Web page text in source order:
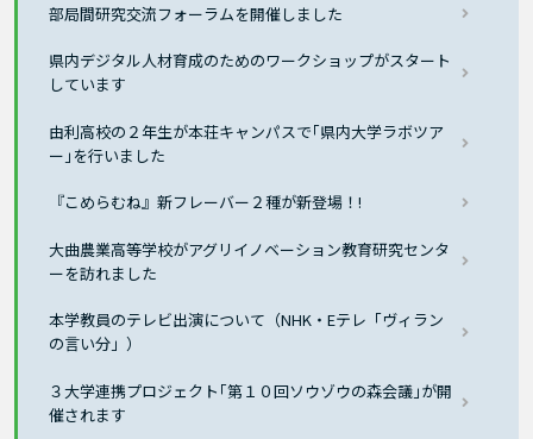
部局間研究交流フォーラムを開催しました
県内デジタル人材育成のためのワークショップがスタート
しています
由利高校の２年生が本荘キャンパスで｢県内大学ラボツア
ー｣を行いました
『こめらむね』新フレーバー２種が新登場！!
大曲農業高等学校がアグリイノベーション教育研究センタ
ーを訪れました
本学教員のテレビ出演について（NHK・Eテレ「ヴィラン
の言い分」）
３大学連携プロジェクト｢第１０回ソウゾウの森会議｣が開
催されます